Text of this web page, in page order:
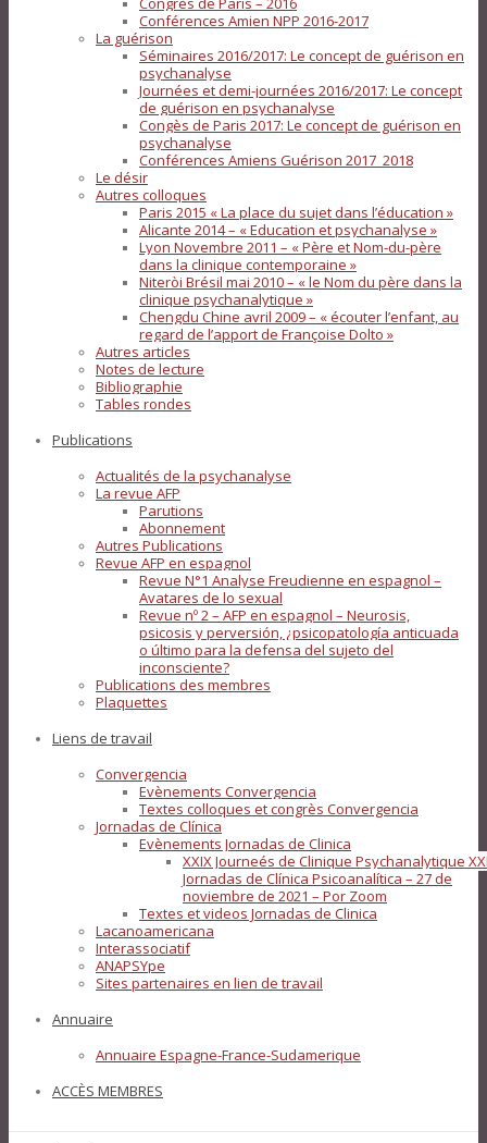
Conférences Amien NPP 2016-2017
La guérison
Séminaires 2016/2017: Le concept de guérison en
psychanalyse
Journées et demi-journées 2016/2017: Le concept
de guérison en psychanalyse
Congès de Paris 2017: Le concept de guérison en
psychanalyse
Conférences Amiens Guérison 2017_2018
Le désir
Autres colloques
Paris 2015 « La place du sujet dans l’éducation »
Alicante 2014 – « Education et psychanalyse »
Lyon Novembre 2011 – « Père et Nom-du-père
dans la clinique contemporaine »
Niteròi Brésil mai 2010 – « le Nom du père dans la
clinique psychanalytique »
Chengdu Chine avril 2009 – « écouter l’enfant, au
regard de l’apport de Françoise Dolto »
Autres articles
Notes de lecture
Bibliographie
Tables rondes
Publications
Actualités de la psychanalyse
La revue AFP
Parutions
Abonnement
Autres Publications
Revue AFP en espagnol
Revue N°1 Analyse Freudienne en espagnol –
Avatares de lo sexual
Revue nº 2 – AFP en espagnol – Neurosis,
psicosis y perversión, ¿psicopatología anticuada
o último para la defensa del sujeto del
inconsciente?
Publications des membres
Plaquettes
Liens de travail
Convergencia
Evènements Convergencia
Textes colloques et congrès Convergencia
Jornadas de Clínica
Evènements Jornadas de Clinica
XXIX Journeés de Clinique Psychanalytique
Jornadas de Clínica Psicoanalítica – 27 de
noviembre de 2021 – Por Zoom
Textes et videos Jornadas de Clinica
Lacanoamericana
Interassociatif
ANAPSYpe
Sites partenaires en lien de travail
Annuaire
Annuaire Espagne-France-Sudamerique
ACCÈS MEMBRES